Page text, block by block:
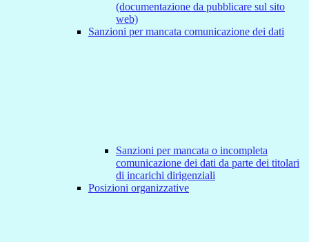
(documentazione da pubblicare sul sito
web)
Sanzioni per mancata comunicazione dei dati
Sanzioni per mancata o incompleta
comunicazione dei dati da parte dei titolari
di incarichi dirigenziali
Posizioni organizzative